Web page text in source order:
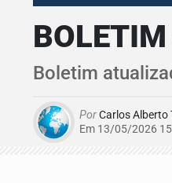
Boletim
PorCarlos Alberto
Em 13/05/2026